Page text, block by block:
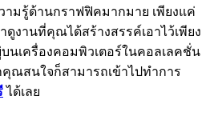
มรู้ด้านกราฟฟิคมากมาย เพียงแค่
งานที่คุณได้สร้างสรรค์เอาไว้เพียง
นเครื่องคอมพิวเตอร์ในคอลเลคชั่น
ณสนใจก็สามารถเข้าไปทำการ
ได้เลย